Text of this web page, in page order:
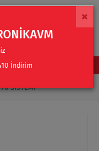
SISTEMI
×
İndirim